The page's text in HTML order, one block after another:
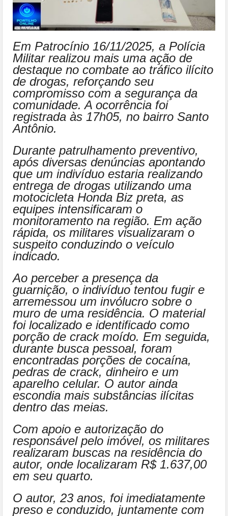
Em Patrocínio 16/11/2025, a Polícia
Militar realizou mais uma ação de
destaque no combate ao tráfico ilícito
de drogas, reforçando seu
compromisso com a segurança da
comunidade. A ocorrência foi
registrada às 17h05, no bairro Santo
Antônio.
Durante patrulhamento preventivo,
após diversas denúncias apontando
que um indivíduo estaria realizando
entrega de drogas utilizando uma
motocicleta Honda Biz preta, as
equipes intensificaram o
monitoramento na região. Em ação
rápida, os militares visualizaram o
suspeito conduzindo o veículo
indicado.
Ao perceber a presença da
guarnição, o indivíduo tentou fugir e
arremessou um invólucro sobre o
muro de uma residência. O material
foi localizado e identificado como
porção de crack moído. Em seguida,
durante busca pessoal, foram
encontradas porções de cocaína,
pedras de crack, dinheiro e um
aparelho celular. O autor ainda
escondia mais substâncias ilícitas
dentro das meias.
Com apoio e autorização do
responsável pelo imóvel, os militares
realizaram buscas na residência do
autor, onde localizaram R$ 1.637,00
em seu quarto.
O autor, 23 anos, foi imediatamente
preso e conduzido, juntamente com